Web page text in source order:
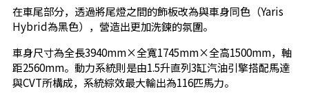
在車尾部分，透過將尾燈之間的飾板改為與車身同色（Yaris
Hybrid為黑色），營造出更加洗鍊的氛圍。
車身尺寸為全長3940mm×全寬1745mm×全高1500mm，軸
距2560mm。動力系統則是由1.5升直列3缸汽油引擎搭配馬達
與CVT所構成，系統綜效最大輸出為116匹馬力。